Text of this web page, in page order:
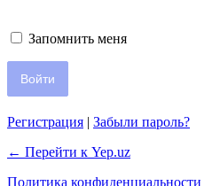
Запомнить меня
Регистрация | Забыли пароль?
← Перейти к Yep.uz
Политика конфиденциальности